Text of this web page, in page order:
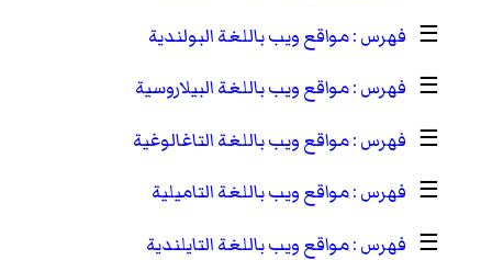
☰
مواقع ويب باللغة البولندية
☰
مواقع ويب باللغة البيلاروسية
☰
مواقع ويب باللغة التاغالوغية
☰
مواقع ويب باللغة التاميلية
☰
مواقع ويب باللغة التايلندية